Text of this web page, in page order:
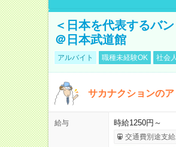
＜日本を代表するバ
＠日本武道館
アルバイト 職種未経験OK 社会
サカナクションの
給与 時給1250円～
交通費別途支給